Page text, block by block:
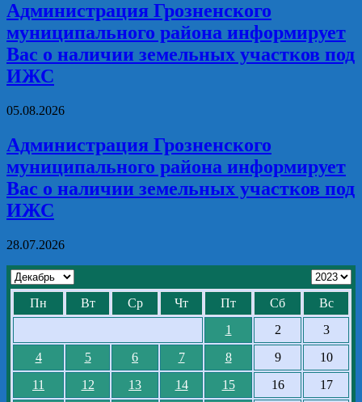
Администрация Грозненского
муниципального района информирует
Вас о наличии земельных участков под
ИЖС
05.08.2026
Администрация Грозненского
муниципального района информирует
Вас о наличии земельных участков под
ИЖС
28.07.2026
Пн Вт Ср Чт Пт Сб
Вс
1
2
3
4
5 6 7 8 9
10
11
12 13 14 15 16
17